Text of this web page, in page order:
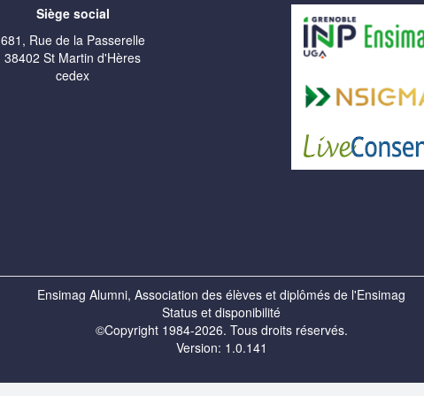
Siège social
681, Rue de la Passerelle
38402 St Martin d'Hères
cedex
Ensimag Alumni, Association des élèves et diplômés de l'Ensimag
Status et disponibilité
©Copyright 1984-2026. Tous droits réservés.
Version: 1.0.141